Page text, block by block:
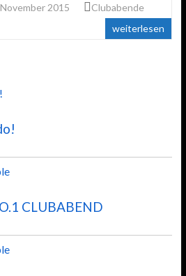
2015
Clubabende
weiterlesen
CLUBABEND